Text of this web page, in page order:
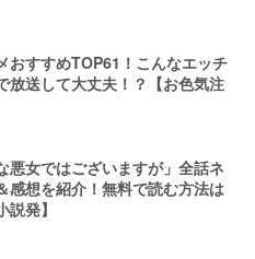
おすすめTOP61！こんなエッチ
放送して大丈夫！？【お色気注
悪女ではございますが」全話ネ
感想を紹介！無料で読む方法は
発】